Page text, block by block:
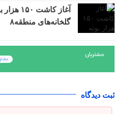
آغاز
گلخانه‌های منطقه۸
ثبت دیدگاه